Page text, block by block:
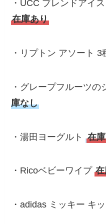
・UCC ブレンドアイ
在庫あり
・リプトン アソート
・グレープフルーツ
庫なし
・湯田ヨーグルト 在
・Ricoベビーワイプ
・adidas ミッキー キ